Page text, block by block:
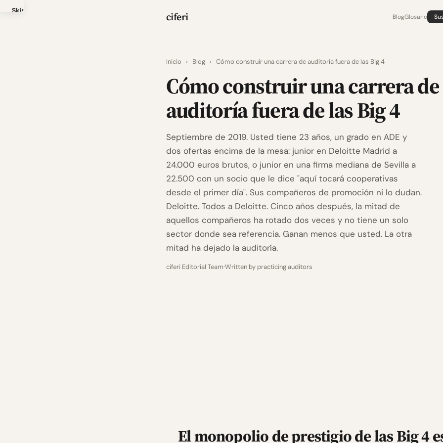
Skip
ciferi BlogGlosario
Inicio › Blog › Cómo construir una carrera de auditoría fuera de las Big 4
Cómo construir una carrera de
auditoría fuera de las Big 4
Septiembre de 2019. Usted tiene 23 años, un grado en ADE y
dos ofertas encima de la mesa: junior en Deloitte Madrid a
24.000 euros brutos, o junior en una firma mediana de Sevilla a
22.500 con un socio que le dice "aquí tocará cooperativas
desde el primer día". Sus compañeros de promoción ni lo dudan.
Deloitte. Todos a Deloitte. Cinco años después, la mitad de
aquellos compañeros ha rotado dos veces y no tiene un solo
sector donde sea referencia. Ganan menos que usted. La otra
mitad ha dejado la auditoría.
ciferi Editorial Team Written by practicing auditors
El monopolio de prestigio de las Big 4